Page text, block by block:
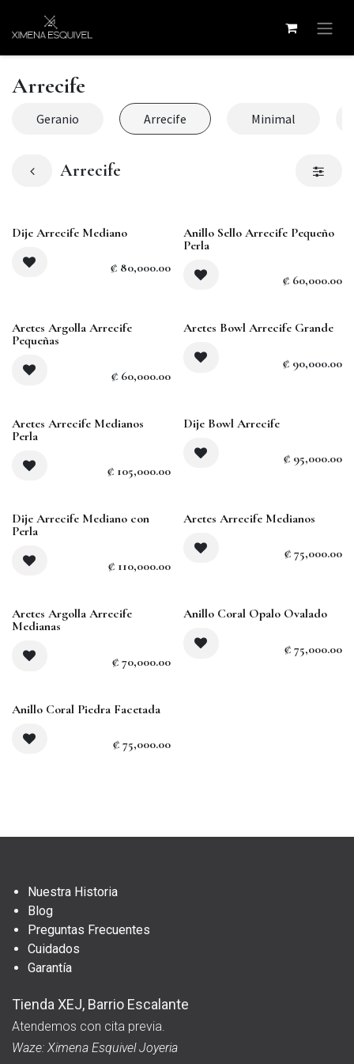
Arrecife
Geranio Arrecife Minimal
Arrecife
Dije Arrecife Mediano
₡ 80,000.00
Anillo Sello Arrecife Pequeño
Perla
₡ 60,000.00
Sold out
Aretes Argolla Arrecife
Pequeñas
₡ 60,000.00
Aretes Bowl Arrecife Grande
₡ 90,000.00
Aretes Arrecife Medianos
Perla
₡ 105,000.00
Sold out
Dije Bowl Arrecife
₡ 95,000.00
Dije Arrecife Mediano con
Perla
₡ 110,000.00
Aretes Arrecife Medianos
₡ 75,000.00
Sold out
Aretes Argolla Arrecife
Medianas
₡ 70,000.00
Anillo Coral Opalo Ovalado
₡ 75,000.00
Anillo Coral Piedra Facetada
₡ 75,000.00
Nuestra Historia
Blog
Preguntas Frecuentes
Cuidados
Garantía
Tienda XEJ, Barrio Escalante
Atendemos con cita previa.
Waze: Ximena Esquivel Joyeria